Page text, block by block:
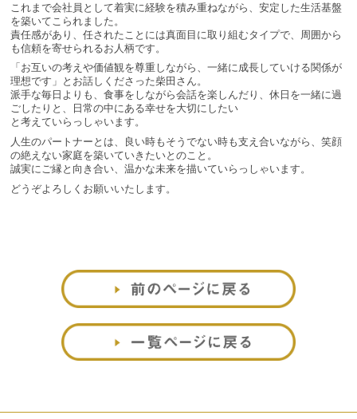
これまで会社員として着実に経験を積み重ねながら、安定した生活基盤
を築いてこられました。
責任感があり、任されたことには真面目に取り組むタイプで、周囲から
も信頼を寄せられるお人柄です。
「お互いの考えや価値観を尊重しながら、一緒に成長していける関係が
理想です」とお話しくださった柴田さん。
派手な毎日よりも、食事をしながら会話を楽しんだり、休日を一緒に過
ごしたりと、日常の中にある幸せを大切にしたい
と考えていらっしゃいます。
人生のパートナーとは、良い時もそうでない時も支え合いながら、笑顔
の絶えない家庭を築いていきたいとのこと。
誠実にご縁と向き合い、温かな未来を描いていらっしゃいます。
どうぞよろしくお願いいたします。